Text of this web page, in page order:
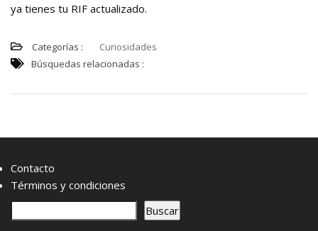
ya tienes tu RIF actualizado.
Categorías :
Curiosidades
Búsquedas relacionadas :
Contacto
Términos y condiciones
Buscar